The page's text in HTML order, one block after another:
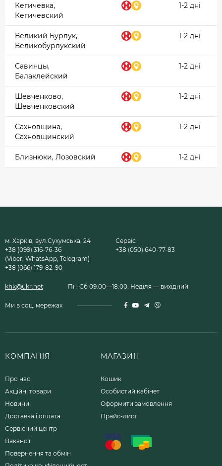
Кегичевка,
Кегичевский
1-2 дні
Великий Бурлук,
Великобурлукский
1-2 дні
Савинцы,
Балаклейский
1-2 дні
Шевченково,
Шевченковский
1-2 дні
Сахновщина,
Сахновщинский
1-2 дні
Близнюки, Лозовский 1-2 дні
м. Харків, вул.Сухумська, 24
+38 (099) 316-76-36
(Viber, WhatsApp, Telegram)
+38 (066) 179-82-90
Сервіс
+38 (050) 640-77-83
khk@ukr.net Пн-Сб 09:00—18:00, Неділя — вихідний
Ми в соц. мережах
КОМПАНІЯ
Про нас
Акційні товари
Новини
Доставка і оплата
Сервісний центр
Вакансії
Повернення та обмін
МАГАЗИН
Кошик
Особистий кабінет
Оформити замовлення
Прайс-лист